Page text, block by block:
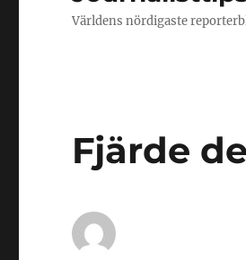
Världens nördigaste
Fjärde